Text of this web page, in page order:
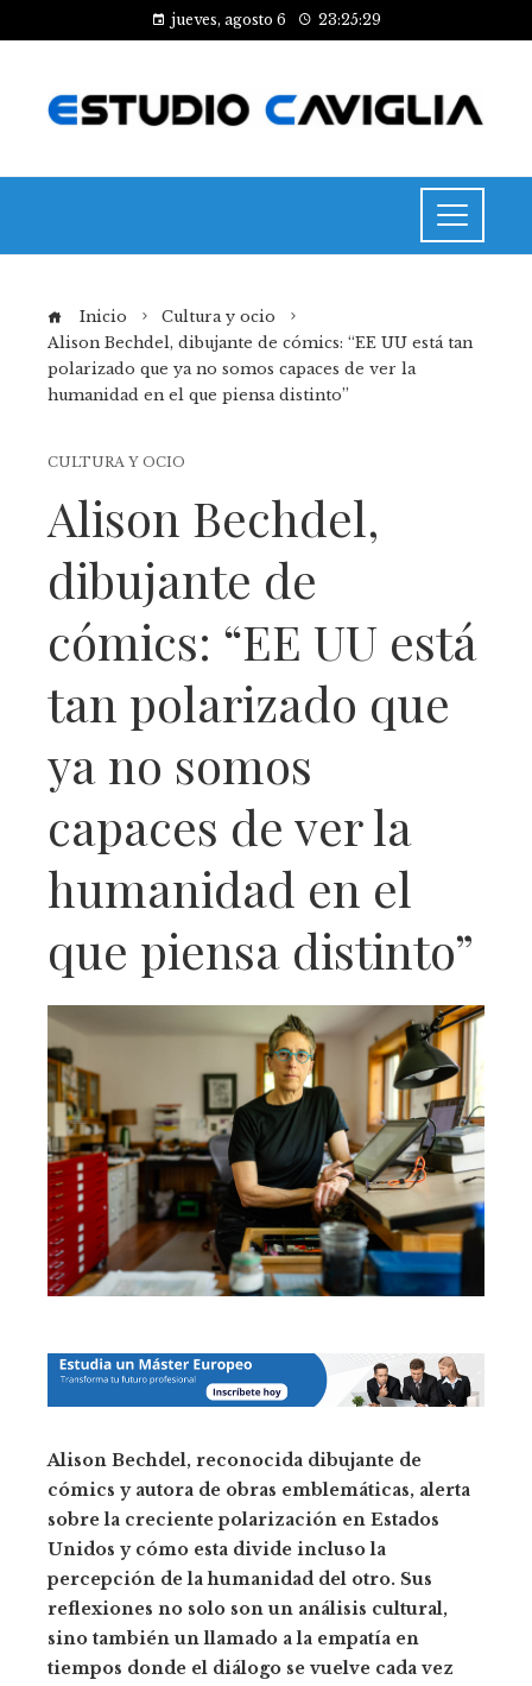
jueves, agosto 6 23:25:29
Inicio
Cultura y ocio
Alison Bechdel, dibujante de cómics: “EE UU está tan
polarizado que ya no somos capaces de ver la
humanidad en el que piensa distinto”
CULTURA Y OCIO
Alison Bechdel,
dibujante de
cómics: “EE UU está
tan polarizado que
ya no somos
capaces de ver la
humanidad en el
que piensa distinto”
Alison Bechdel, reconocida dibujante de
cómics y autora de obras emblemáticas, alerta
sobre la creciente polarización en Estados
Unidos y cómo esta divide incluso la
percepción de la humanidad del otro. Sus
reflexiones no solo son un análisis cultural,
sino también un llamado a la empatía en
tiempos donde el diálogo se vuelve cada vez